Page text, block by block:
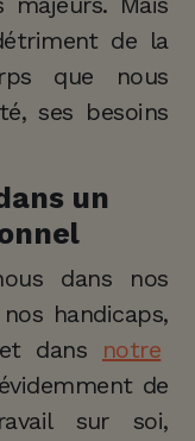
de la
que nous
ses besoins
un
dans nos
handicaps,
dans notre
de
sur soi,